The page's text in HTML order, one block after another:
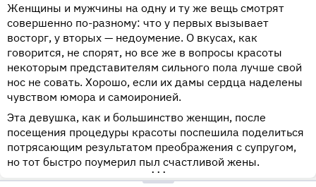
Женщины и мужчины на одну и ту же вещь смотрят
совершенно по-разному: что у первых вызывает
восторг, у вторых — недоумение. О вкусах, как
говорится, не спорят, но все же в вопросы красоты
некоторым представителям сильного пола лучше свой
нос не совать. Хорошо, если их дамы сердца наделены
чувством юмора и самоиронией.
Эта девушка, как и большинство женщин, после
посещения процедуры красоты поспешила поделиться
потрясающим результатом преображения с супругом,
но тот быстро поумерил пыл счастливой жены.
•••